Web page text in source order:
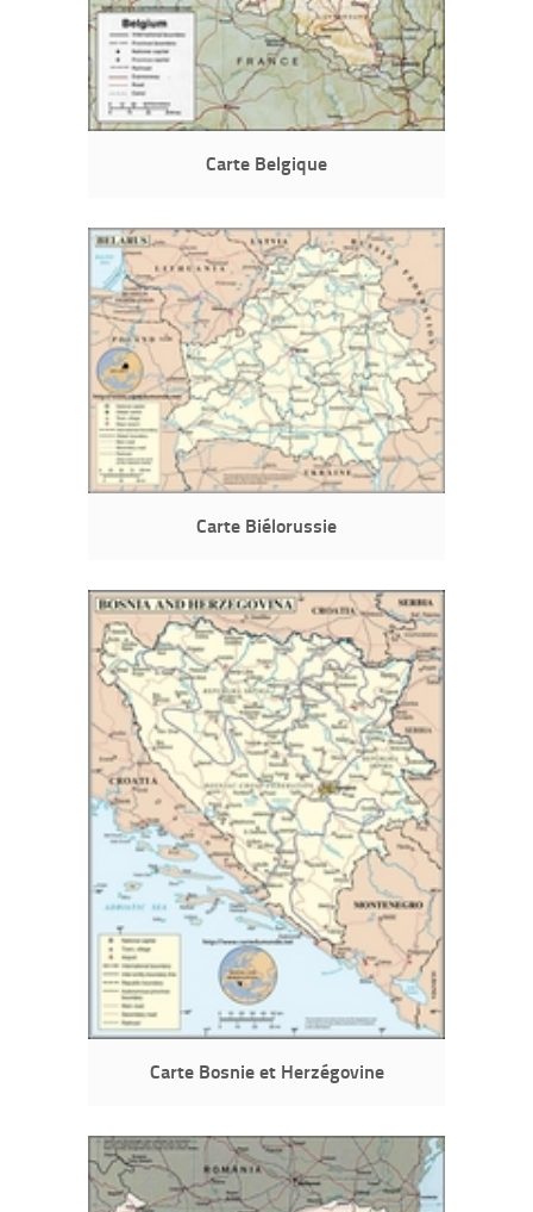
Carte Belgique
Carte Biélorussie
Carte Bosnie et Herzégovine